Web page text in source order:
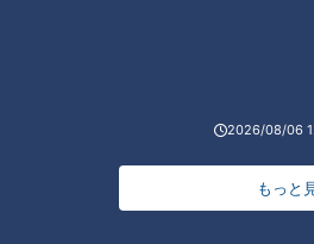
2026/08/06
もっと